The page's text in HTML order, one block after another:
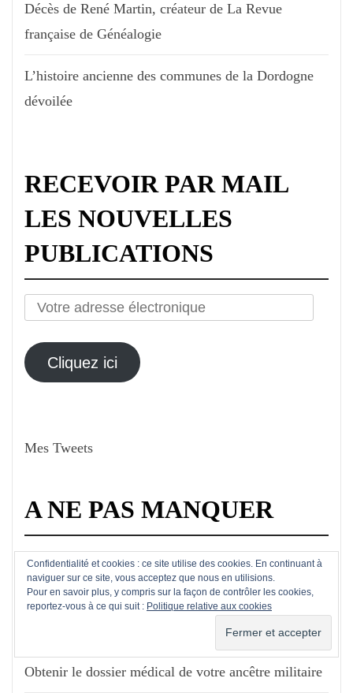
Décès de René Martin, créateur de La Revue
française de Généalogie
L’histoire ancienne des communes de la Dordogne
dévoilée
RECEVOIR PAR MAIL
LES NOUVELLES
PUBLICATIONS
Votre
électronique
Cliquez ici
Mes Tweets
A NE PAS MANQUER
Connaître le décret de naturalisation de vos ancêtres
avec Gallica
Dater une photo entre 1840 et 1930
Obtenir le dossier médical de votre ancêtre militaire
Confidentialité et cookies : ce site utilise des cookies. En continuant à
naviguer sur ce site, vous acceptez que nous en utilisions.
Pour en savoir plus, y compris sur la façon de contrôler les cookies,
reportez-vous à ce qui suit : Politique relative aux cookies